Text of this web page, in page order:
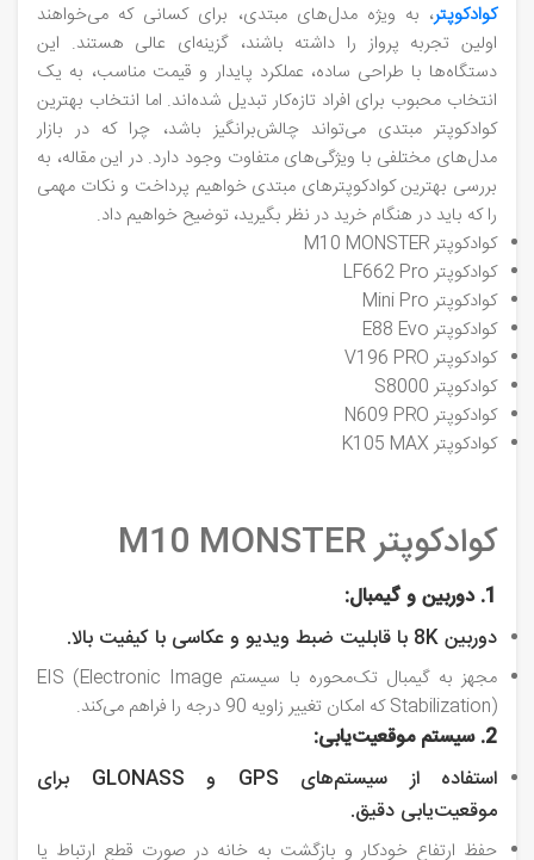
کوادکوپتر، به ویژه مدل‌های مبتدی، برای کسانی که می‌خواهند
اولین تجربه پرواز را داشته باشند، گزینه‌ای عالی هستند. این
دستگاه‌ها با طراحی ساده، عملکرد پایدار و قیمت مناسب، به یک
انتخاب محبوب برای افراد تازه‌کار تبدیل شده‌اند. اما انتخاب بهترین
کوادکوپتر مبتدی می‌تواند چالش‌برانگیز باشد، چرا که در بازار
مدل‌های مختلفی با ویژگی‌های متفاوت وجود دارد. در این مقاله، به
بررسی بهترین کوادکوپترهای مبتدی خواهیم پرداخت و نکات مهمی
را که باید در هنگام خرید در نظر بگیرید، توضیح خواهیم داد.
کوادکوپتر M10 MONSTER
کوادکوپتر LF662 Pro
کوادکوپتر Mini Pro
کوادکوپتر E88 Evo
کوادکوپتر V196 PRO
کوادکوپتر S8000
کوادکوپتر N609 PRO
کوادکوپتر K105 MAX
کوادکوپتر M10 MONSTER
1. دوربین و گیمبال:
دوربین 8K با قابلیت ضبط ویدیو و عکاسی با کیفیت بالا.
مجهز به گیمبال تک‌محوره با سیستم EIS (Electronic Image
Stabilization) که امکان تغییر زاویه 90 درجه را فراهم می‌کند.
2. سیستم موقعیت‌یابی:
استفاده از سیستم‌های GPS و GLONASS برای
موقعیت‌یابی دقیق.
حفظ ارتفاع خودکار و بازگشت به خانه در صورت قطع ارتباط یا